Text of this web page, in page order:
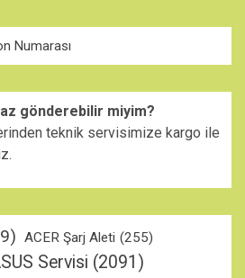
Numarası
gönderebilir miyim?
teknik servisimize kargo ile
ACER Şarj Aleti (255)
Servisi (2091)